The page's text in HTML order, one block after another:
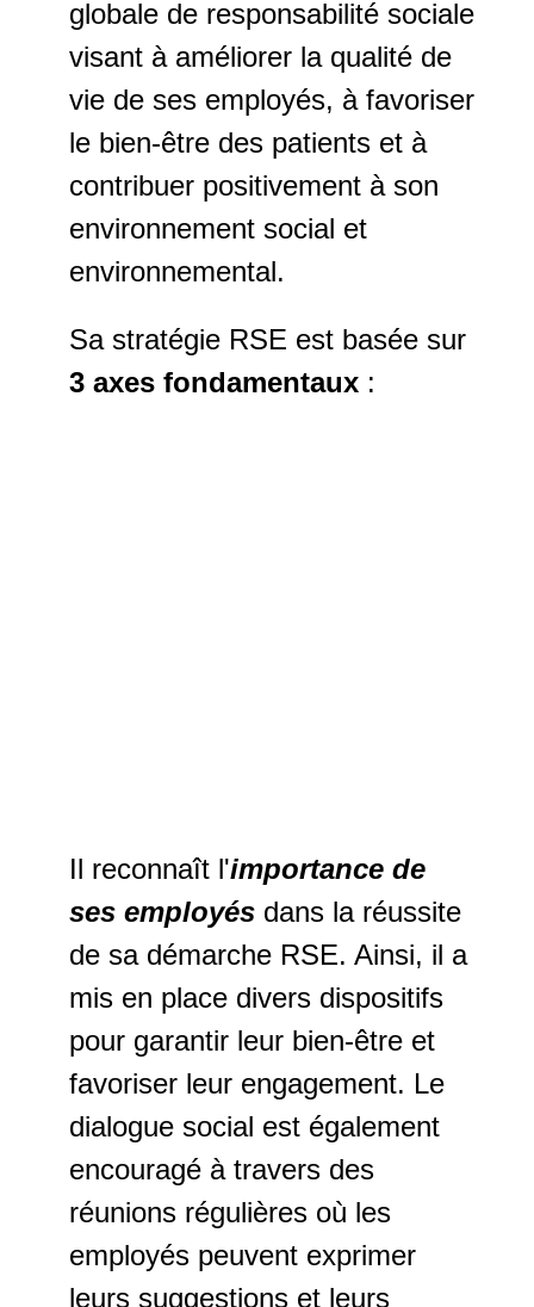
globale de responsabilité sociale
visant à améliorer la qualité de
vie de ses employés, à favoriser
le bien-être des patients et à
contribuer positivement à son
environnement social et
environnemental.
Sa stratégie RSE est basée sur
3 axes fondamentaux :
Il reconnaît l'importance de
ses employés dans la réussite
de sa démarche RSE. Ainsi, il a
mis en place divers dispositifs
pour garantir leur bien-être et
favoriser leur engagement. Le
dialogue social est également
encouragé à travers des
réunions régulières où les
employés peuvent exprimer
leurs suggestions et leurs